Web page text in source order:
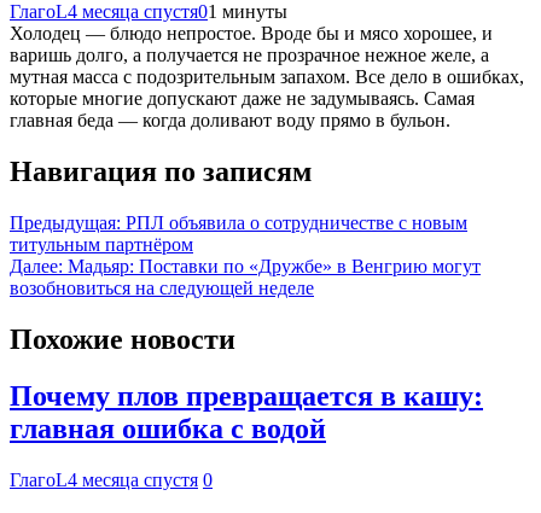
ГлагоL4 месяца спустя01 минуты
Холодец — блюдо непростое. Вроде бы и мясо хорошее, и
варишь долго, а получается не прозрачное нежное желе, а
мутная масса с подозрительным запахом. Все дело в ошибках,
которые многие допускают даже не задумываясь. Самая
главная беда — когда доливают воду прямо в бульон.
Навигация по записям
Предыдущая: РПЛ объявила о сотрудничестве с новым
титульным партнёром
Далее: Мадьяр: Поставки по «Дружбе» в Венгрию могут
возобновиться на следующей неделе
Похожие новости
Почему плов превращается в кашу:
главная ошибка с водой
ГлагоL4 месяца спустя 0